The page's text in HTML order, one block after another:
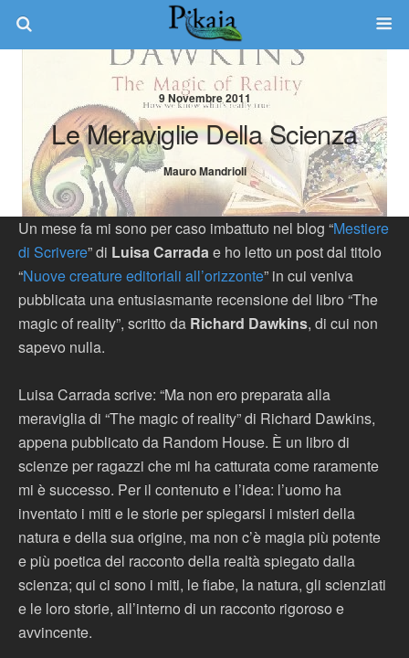
9 Novembre 2011
Le Meraviglie Della Scienza
Mauro Mandrioli
Un mese fa mi sono per caso imbattuto nel blog “Mestiere
di Scrivere” di Luisa Carradae ho letto un post dal titolo
“Nuove creature editoriali all’orizzonte” in cui veniva
pubblicata una entusiasmante recensione del libro “The
magic of reality”, scritto da Richard Dawkins, di cui non
sapevo nulla.
Luisa Carrada scrive: “Ma non ero preparata alla
meraviglia di “The magic of reality”di Richard Dawkins,
appena pubblicato da Random House. È un libro di
scienze per ragazzi che mi ha catturata come raramente
mi è successo. Per il contenuto e l’idea: l’uomo ha
inventato i miti e le storie per spiegarsi i misteri della
natura e della sua origine, ma non c’è magia più potente
e più poetica del racconto della realtà spiegato dalla
scienza; qui ci sono i miti, le fiabe, la natura, gli scienziati
e le loro storie, all’interno di un racconto rigoroso e
avvincente.